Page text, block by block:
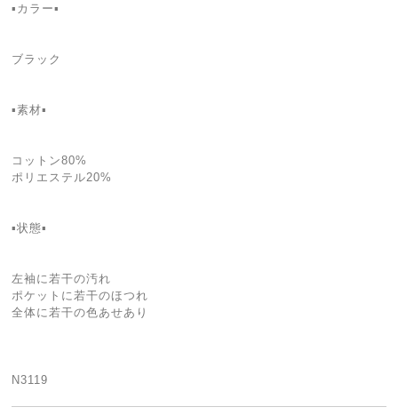
▪カラー▪
ブラック
▪素材▪
コットン80%
ポリエステル20%
▪状態▪
左袖に若干の汚れ
ポケットに若干のほつれ
全体に若干の色あせあり
N3119